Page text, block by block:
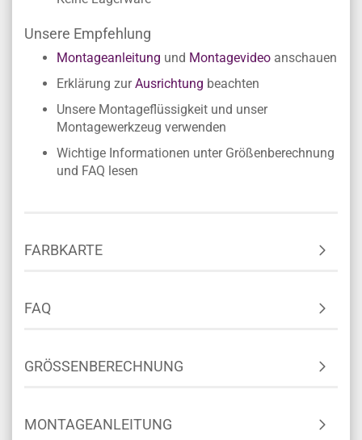
Unsere Empfehlung
Montageanleitung und Montagevideo anschauen
Erklärung zurAusrichtung beachten
Unsere Montageflüssigkeit und unser
Montagewerkzeug verwenden
Wichtige Informationen unter Größenberechnung
und FAQ lesen
FARBKARTE
FAQ
GRÖSSENBERECHNUNG
MONTAGEANLEITUNG